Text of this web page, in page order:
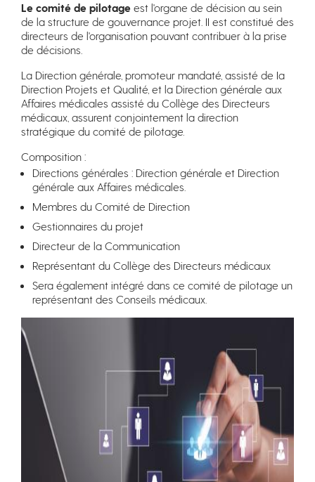
Le comité de pilotage est l'organe de décision au sein
de la structure de gouvernance projet. II est constitué des
directeurs de l'organisation pouvant contribuer à la prise
de décisions.
La Direction générale, promoteur mandaté, assisté de Ia
Direction Projets et Qualité, et la Direction générale aux
Affaires médicales assisté du Collège des Directeurs
médicaux, assurent conjointement la direction
stratégique du comité de pilotage.
Composition :
Directions générales : Direction générale et Direction
générale aux Affaires médicales.
Membres du Comité de Direction
Gestionnaires du projet
Directeur de la Communication
Représentant du Collège des Directeurs médicaux
Sera également intégré dans ce comité de pilotage un
représentant des Conseils médicaux.